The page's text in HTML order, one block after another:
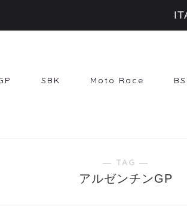
SBK Moto Race
― TAG ―
アルゼンチンGP